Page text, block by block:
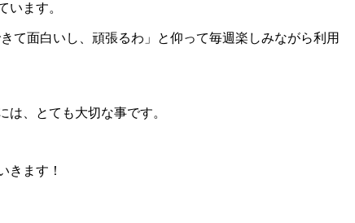
います。
て面白いし、頑張るわ」と仰って毎週楽しみながら利用
、とても大切な事です。
きます！